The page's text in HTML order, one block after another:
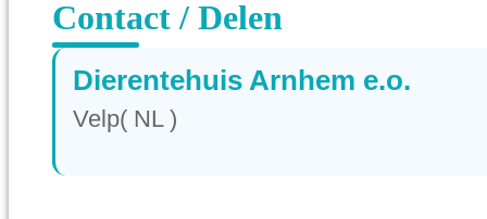
Contact / Delen
Dierentehuis Arnhem e.o.
Velp( NL )